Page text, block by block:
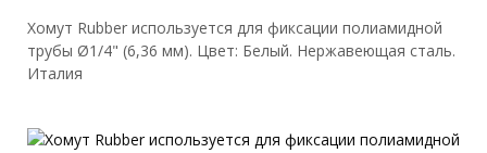
Хомут Rubber используется для фиксации полиамидной
трубы Ø1/4" (6,36 мм). Цвет: Белый. Нержавеющая сталь.
Италия